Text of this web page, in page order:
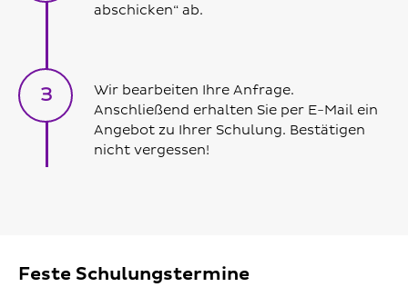
abschicken“ ab.
3
Wir bearbeiten Ihre Anfrage.
Anschließend erhalten Sie per E-Mail ein
Angebot zu Ihrer Schulung. Bestätigen
nicht vergessen!
Feste Schulungstermine